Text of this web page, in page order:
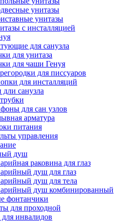
унитазы
унитазы
с инсталляцией
для санузла
для унитаза
для чаши Генуя
для писсуаров
для инсталляций
дли санузла
для сан узлов
арматура
питания
управления
душ
раковина для глаз
душ для глаз
душ для тела
душ комбинированный
фонтанчики
для проходной
инвалидов